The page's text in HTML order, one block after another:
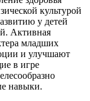
культурой
у детей
Активная
младших
и улучшают
в игре
навыки.